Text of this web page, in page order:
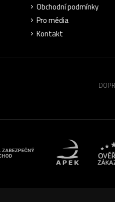
Obchodní podmínky
Pro média
Kontakt